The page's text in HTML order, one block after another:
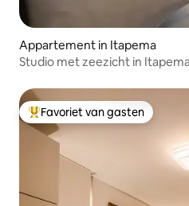
Appartement in Itapema
Studio met zeezicht in
Topfavoriet van gasten
Favoriet van gasten